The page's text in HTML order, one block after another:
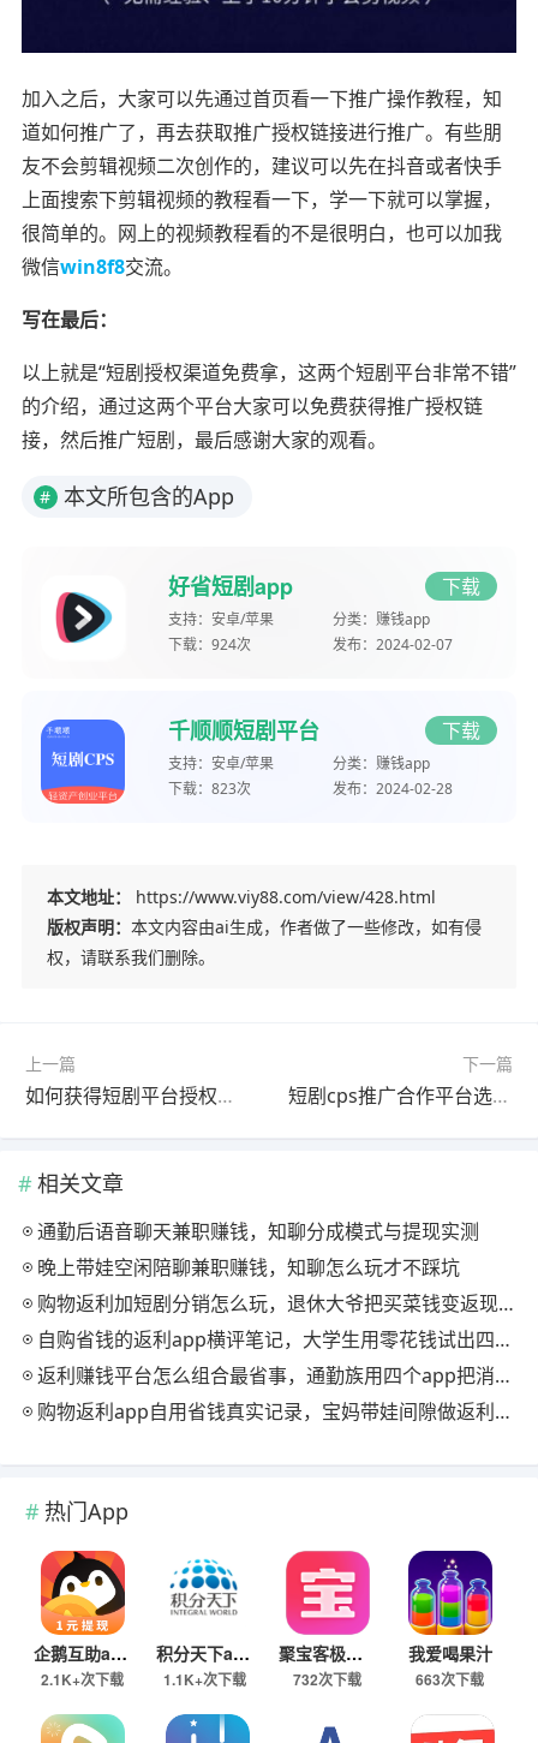
加入之后，大家可以先通过首页看一下推广操作教程，知
道如何推广了，再去获取推广授权链接进行推广。有些朋
友不会剪辑视频二次创作的，建议可以先在抖音或者快手
上面搜索下剪辑视频的教程看一下，学一下就可以掌握，
很简单的。网上的视频教程看的不是很明白，也可以加我
微信win8f8交流。
写在最后：
以上就是“短剧授权渠道免费拿，这两个短剧平台非常不错”
的介绍，通过这两个平台大家可以免费获得推广授权链
接，然后推广短剧，最后感谢大家的观看。
# 本文所包含的App
好省短剧app 下载
支持： 安卓/苹果 分类： 赚钱app
下载： 924次 发布： 2024-02-07
千顺顺短剧平台 下载
支持： 安卓/苹果 分类： 赚钱app
下载： 823次 发布： 2024-02-28
本文地址：
https://www.viy88.com/view/428.html
版权声明： 本文内容由ai生成，作者做了一些修改，如有侵
权，请联系我们删除。
上一篇
如何获得短剧平台授权推广权限？教你如何获取推广链接方法
下一篇
短剧cps推广合作平台选择哪家好？这六家平台很不错
相关文章
通勤后语音聊天兼职赚钱，知聊分成模式与提现实测
晚上带娃空闲陪聊兼职赚钱，知聊怎么玩才不踩坑
购物返利加短剧分销怎么玩，退休大爷把买菜钱变返现的慢节奏法
自购省钱的返利app横评笔记，大学生用零花钱试出四款能提现的
返利赚钱平台怎么组合最省事，通勤族用四个app把消费变现金流
购物返利app自用省钱真实记录，宝妈带娃间隙做返利赚钱的日常
热门App
企鹅互助app
2.1K+次下载
积分天下app
1.1K+次下载
聚宝客极速版
732次下载
我爱喝果汁
663次下载